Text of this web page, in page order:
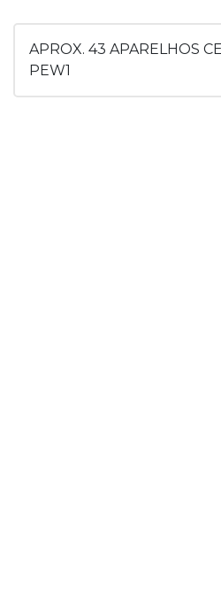
APROX. 43 APARELHOS
PEW1